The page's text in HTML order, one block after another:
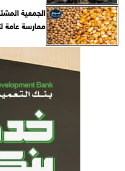
الجمعية
ممارسة